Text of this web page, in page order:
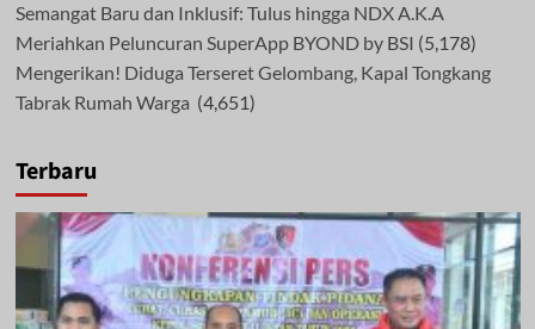
Semangat Baru dan Inklusif: Tulus hingga NDX A.K.A
Meriahkan Peluncuran SuperApp BYOND by BSI (5,178)
Mengerikan! Diduga Terseret Gelombang, Kapal Tongkang
Tabrak Rumah Warga (4,651)
Terbaru